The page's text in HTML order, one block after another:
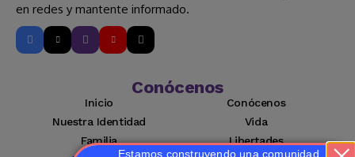
en redes y mantente informado.
Conócenos
Inicio
Conócenos
Nuestra Identidad
Vida
Familia
Libertades
Estamos construyendo una comunidad